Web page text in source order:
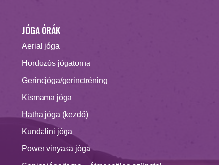
JÓGA ÓRÁK
Aerial jóga
Hordozós jógatorna
Gerincjóga/gerinctréning
Kismama jóga
Hatha jóga (kezdő)
Kundalini jóga
Power vinyasa jóga